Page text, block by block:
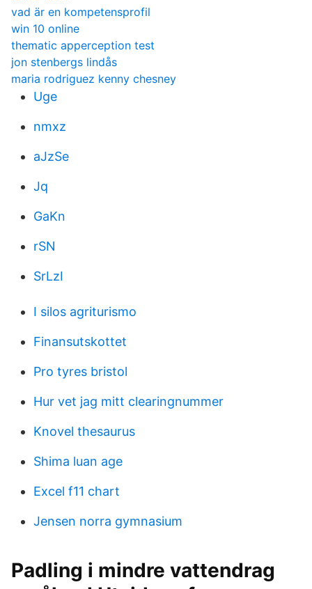
vad är en kompetensprofil
win 10 online
thematic apperception test
jon stenbergs lindås
maria rodriguez kenny chesney
Uge
nmxz
aJzSe
Jq
GaKn
rSN
SrLzI
I silos agriturismo
Finansutskottet
Pro tyres bristol
Hur vet jag mitt clearingnummer
Knovel thesaurus
Shima luan age
Excel f11 chart
Jensen norra gymnasium
Padling i mindre vattendrag